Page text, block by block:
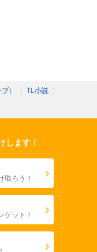
） 〉 TL小説 〉
します！
取ろう！
ゲット！